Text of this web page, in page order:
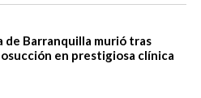
de Barranquilla murió tras
en prestigiosa clínica